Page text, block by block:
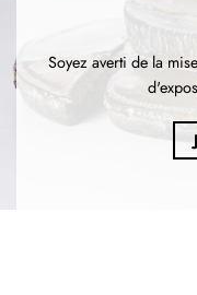
Soyez averti de la